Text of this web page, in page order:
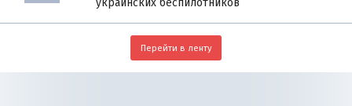
украинских беспилотников
Перейти в ленту